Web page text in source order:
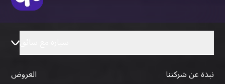
نبذة عن شركتنا
العروض